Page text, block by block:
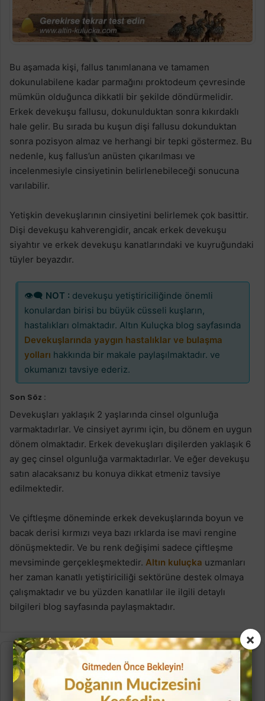
Bu aşamada kişi, fallus tanımlanana ve tamamen
dokunulabilene kadar parmağını proktodeum çevresinde
mümkün olduğunca dikkatli bir şekilde döndürmelidir.
Erkek devekuşu fallusu, dokunulduktan sonra kıkırdaklı
hale gelir. Bu sırada bu kuşun dişi fallusu dokunduktan
sonra pozisyon almaz ve herhangi bir tepki göstermez. Bu
nedenle, kuş fallus’un anüsten çıkarılması ve
incelenmesiyle cinsiyetinin belirlenebileceği sonucuna
varılabilir.
Yetişkin devekuşlarının cinsiyetini belirlemek çok basittir.
Dişi devekuşu kahverengidir, ancak erkek devekuşu
siyahtır ve erkek devekuşu kanatlarındaki ve kuyruğundaki
tüyler beyazdır.
👁‍🗨 NOT : devekuşu yetiştiriciliğinde önemli
konulardan birisi bu büyük cüsseli kuşların,
hastalıkları olmaktadır. Altın Kuluçka blog sayfasında
Devekuşlarında yaygın hastalıklar ve bulaşma
yolları hakkında bir makale paylaşılmaktadır. ve
okumanızı tavsiye ederiz.
Son Söz :
Devekuşları yaklaşık 2 yaşlarında cinsel olgunluğa
varmaktadırlar. Ve cinsiyet ayrımı için, bu dönem en uygun
dönem olmaktadır. Erkek devekuşları dişilerden yaklaşık 6
ay geç cinsel olgunluğa varmaktadırlar. Ve eğer devekuşu
satın alacaksanız bu konuya dikkat etmeniz tavsiye
edilmektedir.
Ve çiftleşme döneminde erkek devekuşlarında boyun ve
bacak derisi kırmızı veya bazı ırklarda ise mavi rengine
dönüşmektedir. Ve bu renk değişimi sadece çiftleşme
mevsiminde gerçekleşmektedir. Altın kuluçka uzmanları
her zaman kanatlı yetiştiriciliği sektörüne destek olmaya
çalışmaktadır ve bu yüzden kanatlılar ile ilgili detaylı
bilgileri blog sayfasında paylaşmaktadır.
×